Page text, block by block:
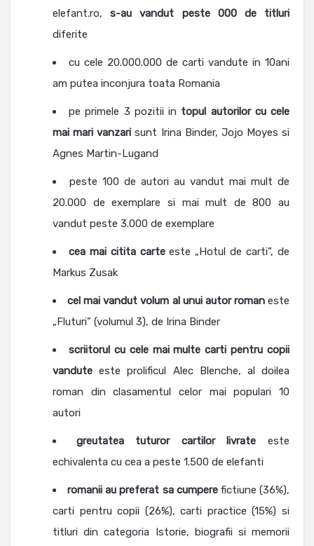
elefant.ro,s-au vandut peste
000 de titluri
diferite
cu cele 20.000.000 de carti vandute in 10ani
am putea inconjura toata Romania
pe primele 3 pozitii in topul autorilor cu cele
mai mari vanzari sunt Irina Binder, Jojo Moyes si
Agnes Martin-Lugand
peste 100 de autori au vandut mai mult de
20.000 de exemplare si mai mult de 800 au
vandut peste 3.000 de exemplare
cea mai citita carteeste „Hotul de carti”, de
Markus Zusak
cel mai vandut volum al unui autor romaneste
„Fluturi” (volumul 3), de Irina Binder
scriitorul cu cele mai multe carti pentru copii
vanduteeste prolificul Alec Blenche, al doilea
roman din clasamentul celor mai populari 10
autori
greutatea tuturor cartilor livrate este
echivalenta cu cea a peste 1.500 de elefanti
romanii au preferat sa cumperefictiune (36%),
carti pentru copii (26%), carti practice (15%) si
titluri din categoria Istorie, biografii si memorii